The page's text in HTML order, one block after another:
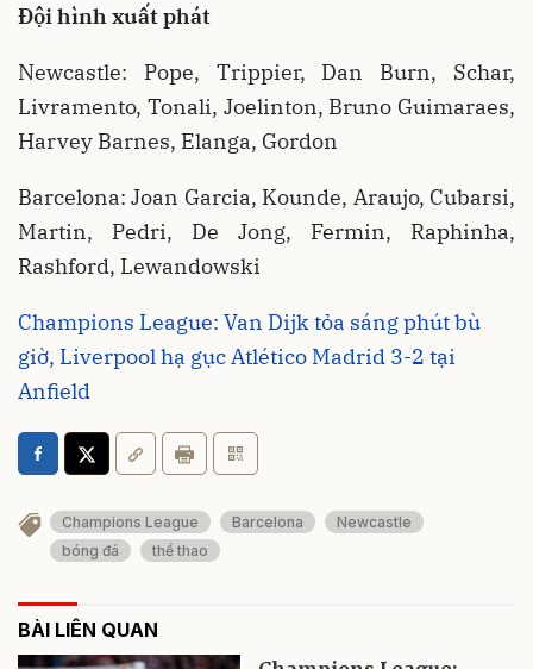
Đội hình xuất phát
Newcastle: Pope, Trippier, Dan Burn, Schar,
Livramento, Tonali, Joelinton, Bruno Guimaraes,
Harvey Barnes, Elanga, Gordon
Barcelona: Joan Garcia, Kounde, Araujo, Cubarsi,
Martin, Pedri, De Jong, Fermin, Raphinha,
Rashford, Lewandowski
Champions League: Van Dijk tỏa sáng phút bù
giờ, Liverpool hạ gục Atlético Madrid 3-2 tại
Anfield
Champions League Barcelona
Newcastle
bóng đá
thể thao
BÀI LIÊN QUAN